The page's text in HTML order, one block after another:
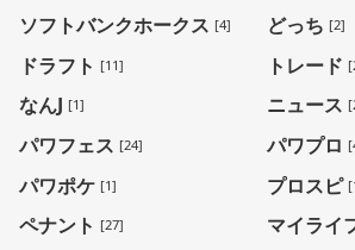
ソフトバンクホークス [4] どっち [2]
ドラフト [11] トレード
なんJ [1] ニュース
パワフェス [24] パワプロ
パワポケ [1] プロスピ
ペナント [27] マイライ